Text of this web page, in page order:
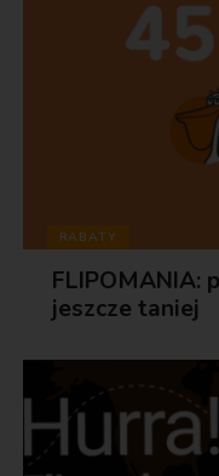
RABATY
FLIPOMANIA:
jeszcze taniej